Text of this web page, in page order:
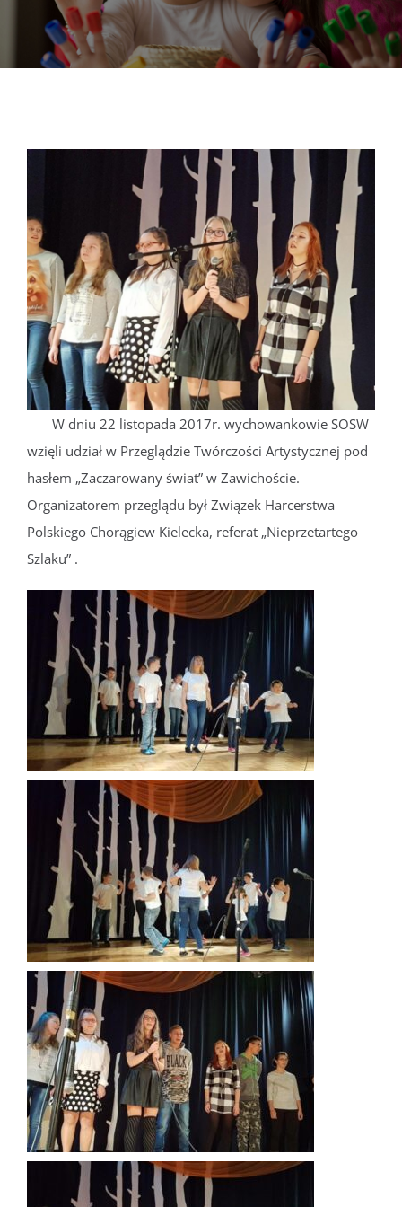
DOKUMENTY
WYKUS
KONTAKT
W dniu 22 listopada 2017r. wychowankowie SOSW
wzięli udział w Przeglądzie Twórczości Artystycznej pod
hasłem „Zaczarowany świat” w Zawichoście.
Organizatorem przeglądu był Związek Harcerstwa
Polskiego Chorągiew Kielecka, referat „Nieprzetartego
Szlaku” .